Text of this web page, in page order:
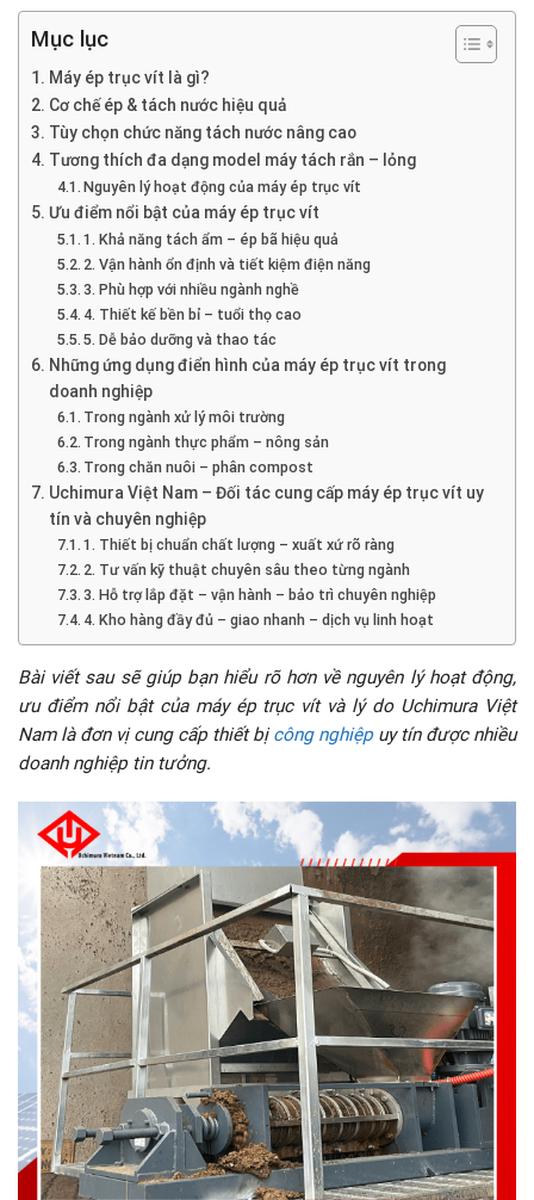
Mục lục
Máy ép trục vít là gì?
Cơ chế ép & tách nước hiệu quả
Tùy chọn chức năng tách nước nâng cao
Tương thích đa dạng model máy tách rắn – lỏng
Nguyên lý hoạt động của máy ép trục vít
Ưu điểm nổi bật của máy ép trục vít
1. Khả năng tách ẩm – ép bã hiệu quả
2. Vận hành ổn định và tiết kiệm điện năng
3. Phù hợp với nhiều ngành nghề
4. Thiết kế bền bỉ – tuổi thọ cao
5. Dễ bảo dưỡng và thao tác
Những ứng dụng điển hình của máy ép trục vít trong
doanh nghiệp
Trong ngành xử lý môi trường
Trong ngành thực phẩm – nông sản
Trong chăn nuôi – phân compost
Uchimura Việt Nam – Đối tác cung cấp máy ép trục vít uy
tín và chuyên nghiệp
1. Thiết bị chuẩn chất lượng – xuất xứ rõ ràng
2. Tư vấn kỹ thuật chuyên sâu theo từng ngành
3. Hỗ trợ lắp đặt – vận hành – bảo trì chuyên nghiệp
4. Kho hàng đầy đủ – giao nhanh – dịch vụ linh hoạt
Bài viết sau sẽ giúp bạn hiểu rõ hơn về nguyên lý hoạt động,
ưu điểm nổi bật của máy ép trục vít và lý do Uchimura Việt
Nam là đơn vị cung cấp thiết bịcông nghiệpuy tín được nhiều
doanh nghiệp tin tưởng.